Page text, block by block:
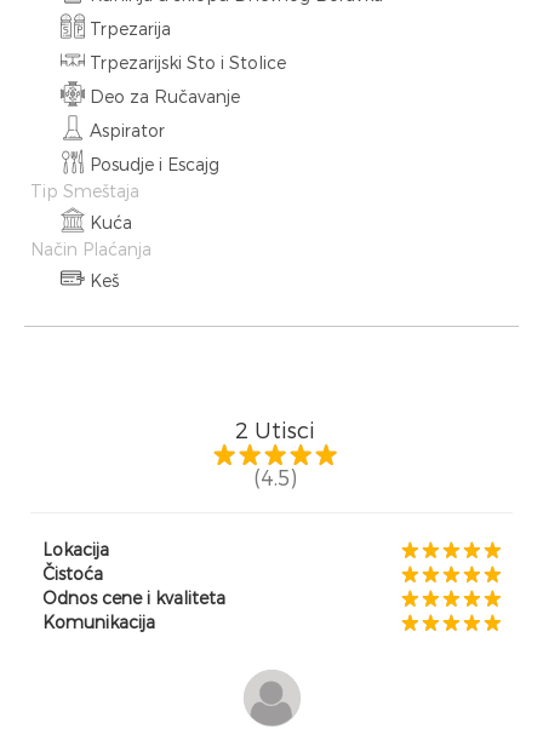
Trpezarija
Trpezarijski Sto i Stolice
Deo za Ručavanje
Aspirator
Posudje i Escajg
Tip Smeštaja
Kuća
Način Plaćanja
Keš
2 Utisci
(4.5)
Lokacija
Čistoća
Odnos cene i kvaliteta
Komunikacija